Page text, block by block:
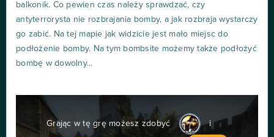
balkonik. Co pewien czas należy sprawdzać, czy
antyterrorysta nie rozbrajania bomby, a jak rozbraja wystarczy
go zabić. Na tej mapie jak widzicie jest mało miejsc do
podłożenie bomby. Na tym bombsite możemy także podłożyć
bombę w dowolny...
Grając w tę grę możesz zdobyć i